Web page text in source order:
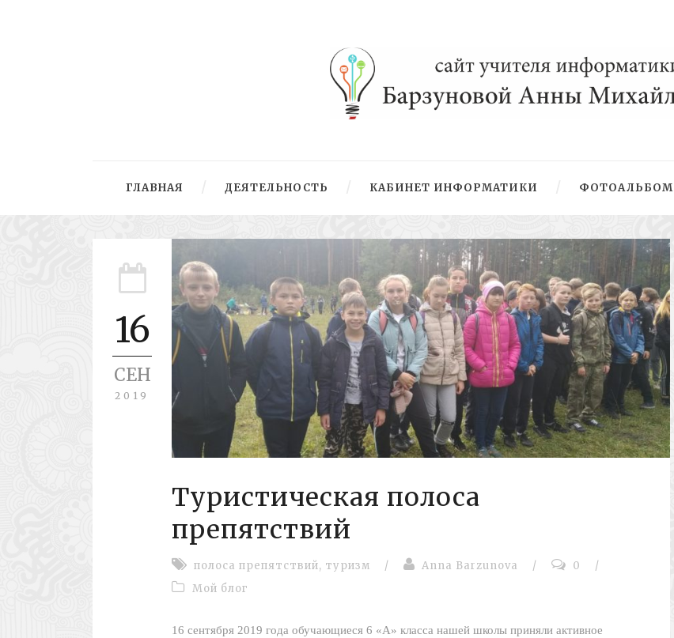
ГЛАВНАЯ ДЕЯТЕЛЬНОСТЬ КАБИНЕТ ИНФОРМАТИКИ ФОТОАЛЬБОМ
16
СЕН
2019
Туристическая полоса
препятствий
полоса препятствий, туризм / Anna Barzunova / 0
/
Мой блог
16 сентября 2019 года обучающиеся 6 «А» класса нашей школы приняли активное